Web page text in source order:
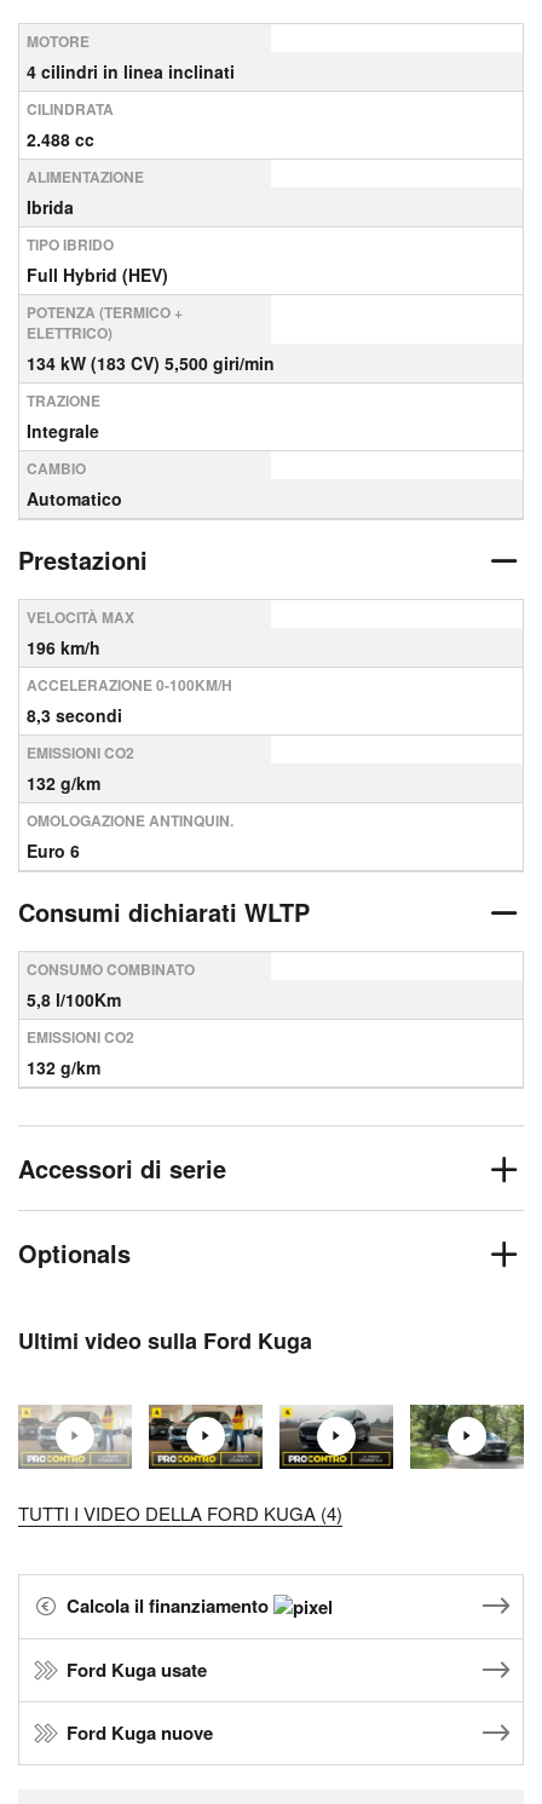
MOTORE
4 cilindri in linea inclinati
CILINDRATA
2.488 cc
ALIMENTAZIONE
Ibrida
TIPO IBRIDO
Full Hybrid (HEV)
POTENZA (TERMICO +
ELETTRICO)
134 kW (183 CV) 5,500 giri/min
TRAZIONE
Integrale
CAMBIO
Automatico
Prestazioni
VELOCITÀ MAX
196 km/h
ACCELERAZIONE 0-100KM/H
8,3 secondi
EMISSIONI CO2
132 g/km
OMOLOGAZIONE ANTINQUIN.
Euro 6
Consumi dichiarati WLTP
CONSUMO COMBINATO
5,8 l/100Km
EMISSIONI CO2
132 g/km
Accessori di serie
Optionals
Ultimi video sulla Ford Kuga
TUTTI I VIDEO DELLA FORD KUGA (4)
Calcola il finanziamento
Ford Kuga usate
Ford Kuga nuove